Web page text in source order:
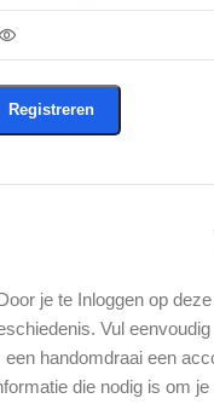
Registreren
je te Inloggen op
Vul
een handomdraai een
die nodig is om